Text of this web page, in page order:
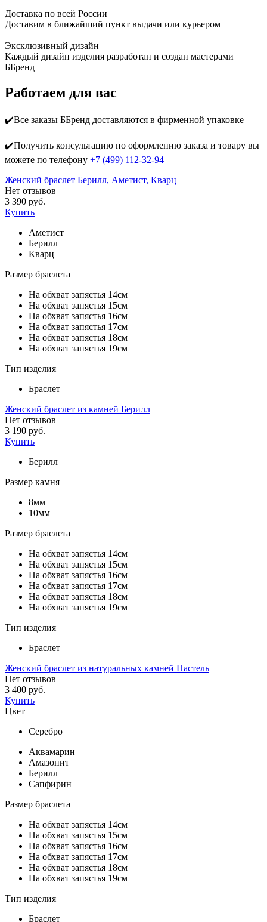
Доставка по всей России
Доставим в ближайший пункт выдачи или курьером
Эксклюзивный дизайн
Каждый дизайн изделия разработан и создан мастерами
ББренд
Работаем для вас
✔️Все заказы ББренд доставляются в фирменной упаковке
✔️Получить консультацию по оформлению заказа и товару вы
можете по телефону +7 (499) 112-32-94
Женский браслет Берилл, Аметист, Кварц
Нет отзывов
3 390 руб.
Купить
Аметист
Берилл
Кварц
Размер браслета
На обхват запястья 14см
На обхват запястья 15см
На обхват запястья 16см
На обхват запястья 17см
На обхват запястья 18см
На обхват запястья 19см
Тип изделия
Браслет
Женский браслет из камней Берилл
Нет отзывов
3 190 руб.
Купить
Берилл
Размер камня
8мм
10мм
Размер браслета
На обхват запястья 14см
На обхват запястья 15см
На обхват запястья 16см
На обхват запястья 17см
На обхват запястья 18см
На обхват запястья 19см
Тип изделия
Браслет
Женский браслет из натуральных камней Пастель
Нет отзывов
3 400 руб.
Купить
Цвет
Серебро
Аквамарин
Амазонит
Берилл
Сапфирин
Размер браслета
На обхват запястья 14см
На обхват запястья 15см
На обхват запястья 16см
На обхват запястья 17см
На обхват запястья 18см
На обхват запястья 19см
Тип изделия
Браслет